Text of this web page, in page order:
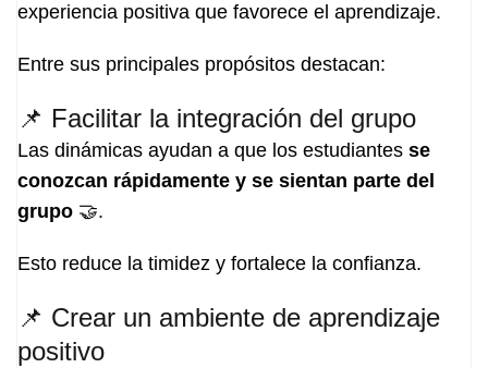
experiencia positiva que favorece el aprendizaje.
Entre sus principales propósitos destacan:
📌 Facilitar la integración del grupo
Las dinámicas ayudan a que los estudiantes se
conozcan rápidamente y se sientan parte del
grupo 🤝.
Esto reduce la timidez y fortalece la confianza.
📌 Crear un ambiente de aprendizaje
positivo